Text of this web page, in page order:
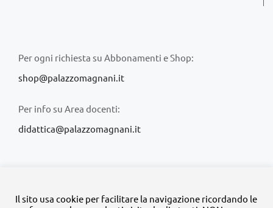
Per ogni richiesta su Abbonamenti e Shop:
shop@palazzomagnani.it
Per info su Area docenti:
didattica@palazzomagnani.it
Il sito usa cookie per facilitare la navigazione ricordando le